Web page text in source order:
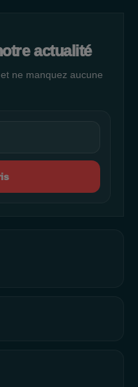
actualité
ne manquez aucune